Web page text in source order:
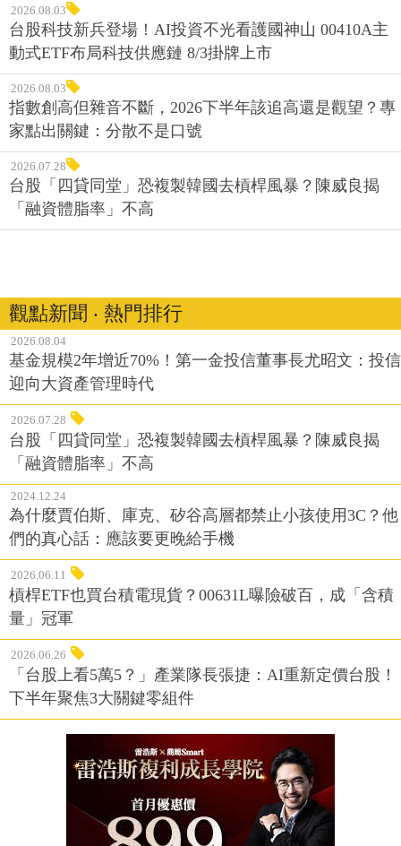
2026.08.03
台股科技新兵登場！AI投資不光看護國神山 00410A主
動式ETF布局科技供應鏈 8/3掛牌上市
2026.08.03
指數創高但雜音不斷，2026下半年該追高還是觀望？專
家點出關鍵：分散不是口號
2026.07.28
台股「四貸同堂」恐複製韓國去槓桿風暴？陳威良揭
「融資體脂率」不高
觀點新聞 ‧ 熱門排行
2026.08.04
基金規模2年增近70%！第一金投信董事長尤昭文：投信
迎向大資產管理時代
2026.07.28
台股「四貸同堂」恐複製韓國去槓桿風暴？陳威良揭
「融資體脂率」不高
2024.12.24
為什麼賈伯斯、庫克、矽谷高層都禁止小孩使用3C？他
們的真心話：應該要更晚給手機
2026.06.11
槓桿ETF也買台積電現貨？00631L曝險破百，成「含積
量」冠軍
2026.06.26
「台股上看5萬5？」產業隊長張捷：AI重新定價台股！
下半年聚焦3大關鍵零組件